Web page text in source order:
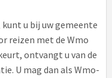
u bij uw gemeente
reizen met de Wmo
ontvangt u van de
U mag dan als Wmo-